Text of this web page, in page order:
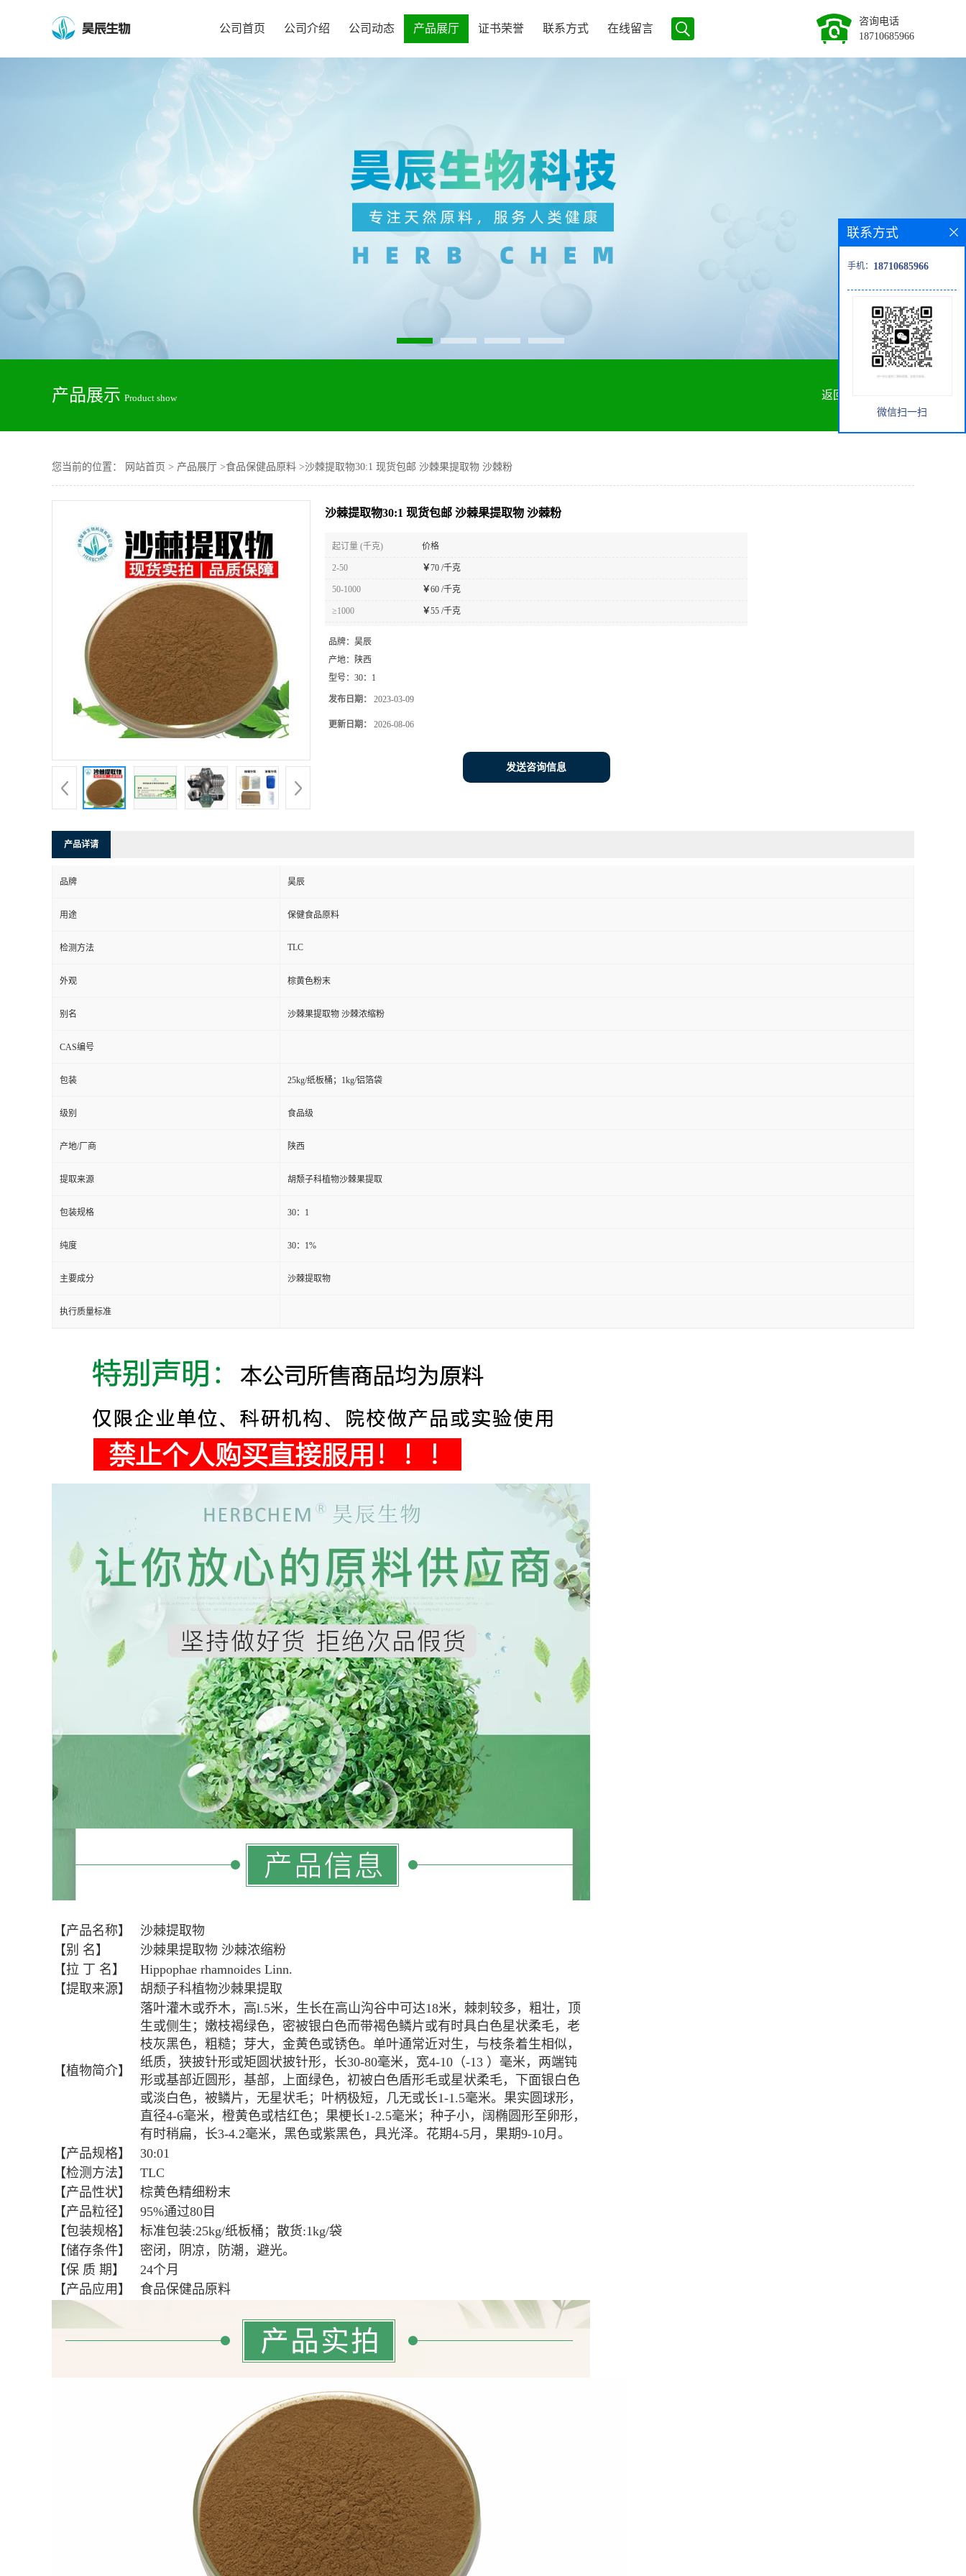
公司首页 公司介绍 公司动态 产品展厅 证书荣誉 联系方式 在线留言
咨询电话
18710685966
产品展示 Product show 返回首页
您当前的位置： 网站首页 > 产品展厅 >食品保健品原料 >沙棘提取物30:1 现货包邮 沙棘果提取物 沙棘粉
沙棘提取物30:1 现货包邮 沙棘果提取物 沙棘粉
起订量 (千克) 价格
2-50 ￥70 /千克
50-1000 ￥60 /千克
≥1000 ￥55 /千克
品牌： 昊辰
产地：
陕西
型号： 30：1
发布日期： 2023-03-09
更新日期： 2026-08-06
发送咨询信息
产品详请
品牌 昊辰
用途 保健食品原料
检测方法 TLC
外观 棕黄色粉末
别名 沙棘果提取物 沙棘浓缩粉
CAS编号
包装 25kg/纸板桶；1kg/铝箔袋
级别 食品级
产地/厂商 陕西
提取来源 胡颓子科植物沙棘果提取
包装规格 30：1
纯度 30：1%
主要成分 沙棘提取物
执行质量标准
【产品名称】
沙棘提取物
【别 名】 沙棘果提取物 沙棘浓缩粉
【拉 丁 名】 Hippophae rhamnoides Linn.
【提取来源】
胡颓子科植物沙棘果提取
【植物简介】
落叶灌木或乔木，高l.5米，生长在高山沟谷中可达18米，棘刺较多，粗壮，顶
生或侧生；嫩枝褐绿色，密被银白色而带褐色鳞片或有时具白色星状柔毛，老
枝灰黑色，粗糙；芽大，金黄色或锈色。单叶通常近对生，与枝条着生相似，
纸质，狭披针形或矩圆状披针形，长30-80毫米，宽4-10（-13 ）毫米，两端钝
形或基部近圆形，基部，上面绿色，初被白色盾形毛或星状柔毛，下面银白色
或淡白色，被鳞片，无星状毛；叶柄极短，几无或长1-1.5毫米。果实圆球形，
直径4-6毫米，橙黄色或桔红色；果梗长1-2.5毫米；种子小，阔椭圆形至卵形，
有时稍扁，长3-4.2毫米，黑色或紫黑色，具光泽。花期4-5月，果期9-10月。
【产品规格】
30:01
【检测方法】
TLC
【产品性状】
棕黄色精细粉末
【产品粒径】
95%通过80目
【包装规格】
标准包装:25kg/纸板桶；散货:1kg/袋
【储存条件】
密闭，阴凉，防潮，避光。
【保 质 期】
24个月
【产品应用】
食品保健品原料
联系方式
手机： 18710685966
微信扫一扫